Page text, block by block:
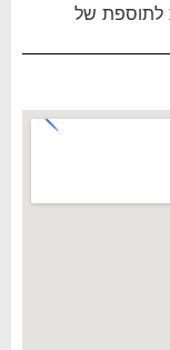
לתוספת של